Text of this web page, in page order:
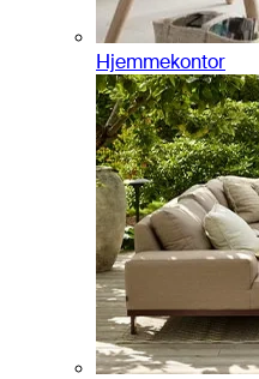
Hjemmekontor